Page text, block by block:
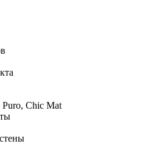
Chic Mat